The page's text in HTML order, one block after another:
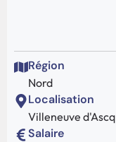
Région
Nord
Localisation
Villeneuve d'Ascq
Salaire